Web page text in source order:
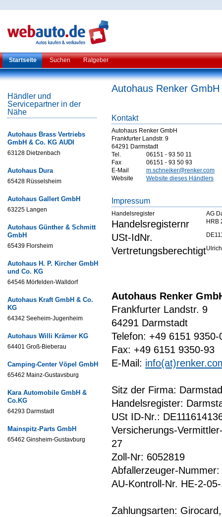
Startseite Suchen Ratgeber
Händler und
Servicepartner in der
Nähe
Autohaus Brass Vertriebs
GmbH & Co. KG AUDI
63128 Dietzenbach
Autohaus Dura
65428 Rüsselsheim
Autohaus Gallert GmbH
63225 Langen
Autohaus Günther & Schmitt
GmbH
65439 Florsheim
Autohaus H. P. Kircher GmbH
und Co. KG
64546 Mörfelden-Walldorf
Autohaus Kraft GmbH & Co.
KG
64342 Seeheim-Jugenheim
Autohaus Willi Krämer KG
64401 Groß-Bieberau
Camping-Center Vöpel GmbH
65462 Mainz-Gustavsburg
Kara Automobile GmbH &
Co.KG
64293 Darmstadt
Mainspitz-Parts GmbH
65462 Ginsheim-Gustavburg
Autohaus Renker GmbH
Kontakt
Autohaus Renker GmbH
Frankfurter Landstr. 9
64291 Darmstadt
Tel.
06151 - 93 50 11
Fax
06151 - 93 50 93
E-Mail
m.schneiker@renker.com
Website
Website dieses Händlers
Impressum
Handelsregister AG
Handelsregisternr HRB
USt-IdNr.
Vertretungsberechtigt
Autohaus Renker
Frankfurter Landstr. 9
64291 Darmstadt
Telefon: +49 6151 9350-
Fax: +49 6151 9350-93
E-Mail:
Sitz der Firma:
Handelsregister:
USt ID-Nr.:
Versicherungs-
27
Zoll-Nr: 6052819
Abfallerzeuger-
AU-Kontroll-Nr. HE-2-
Zahlungsarten: